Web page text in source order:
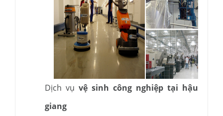
Dịch vụ vệ sinh công nghiệp tại hậu
giang